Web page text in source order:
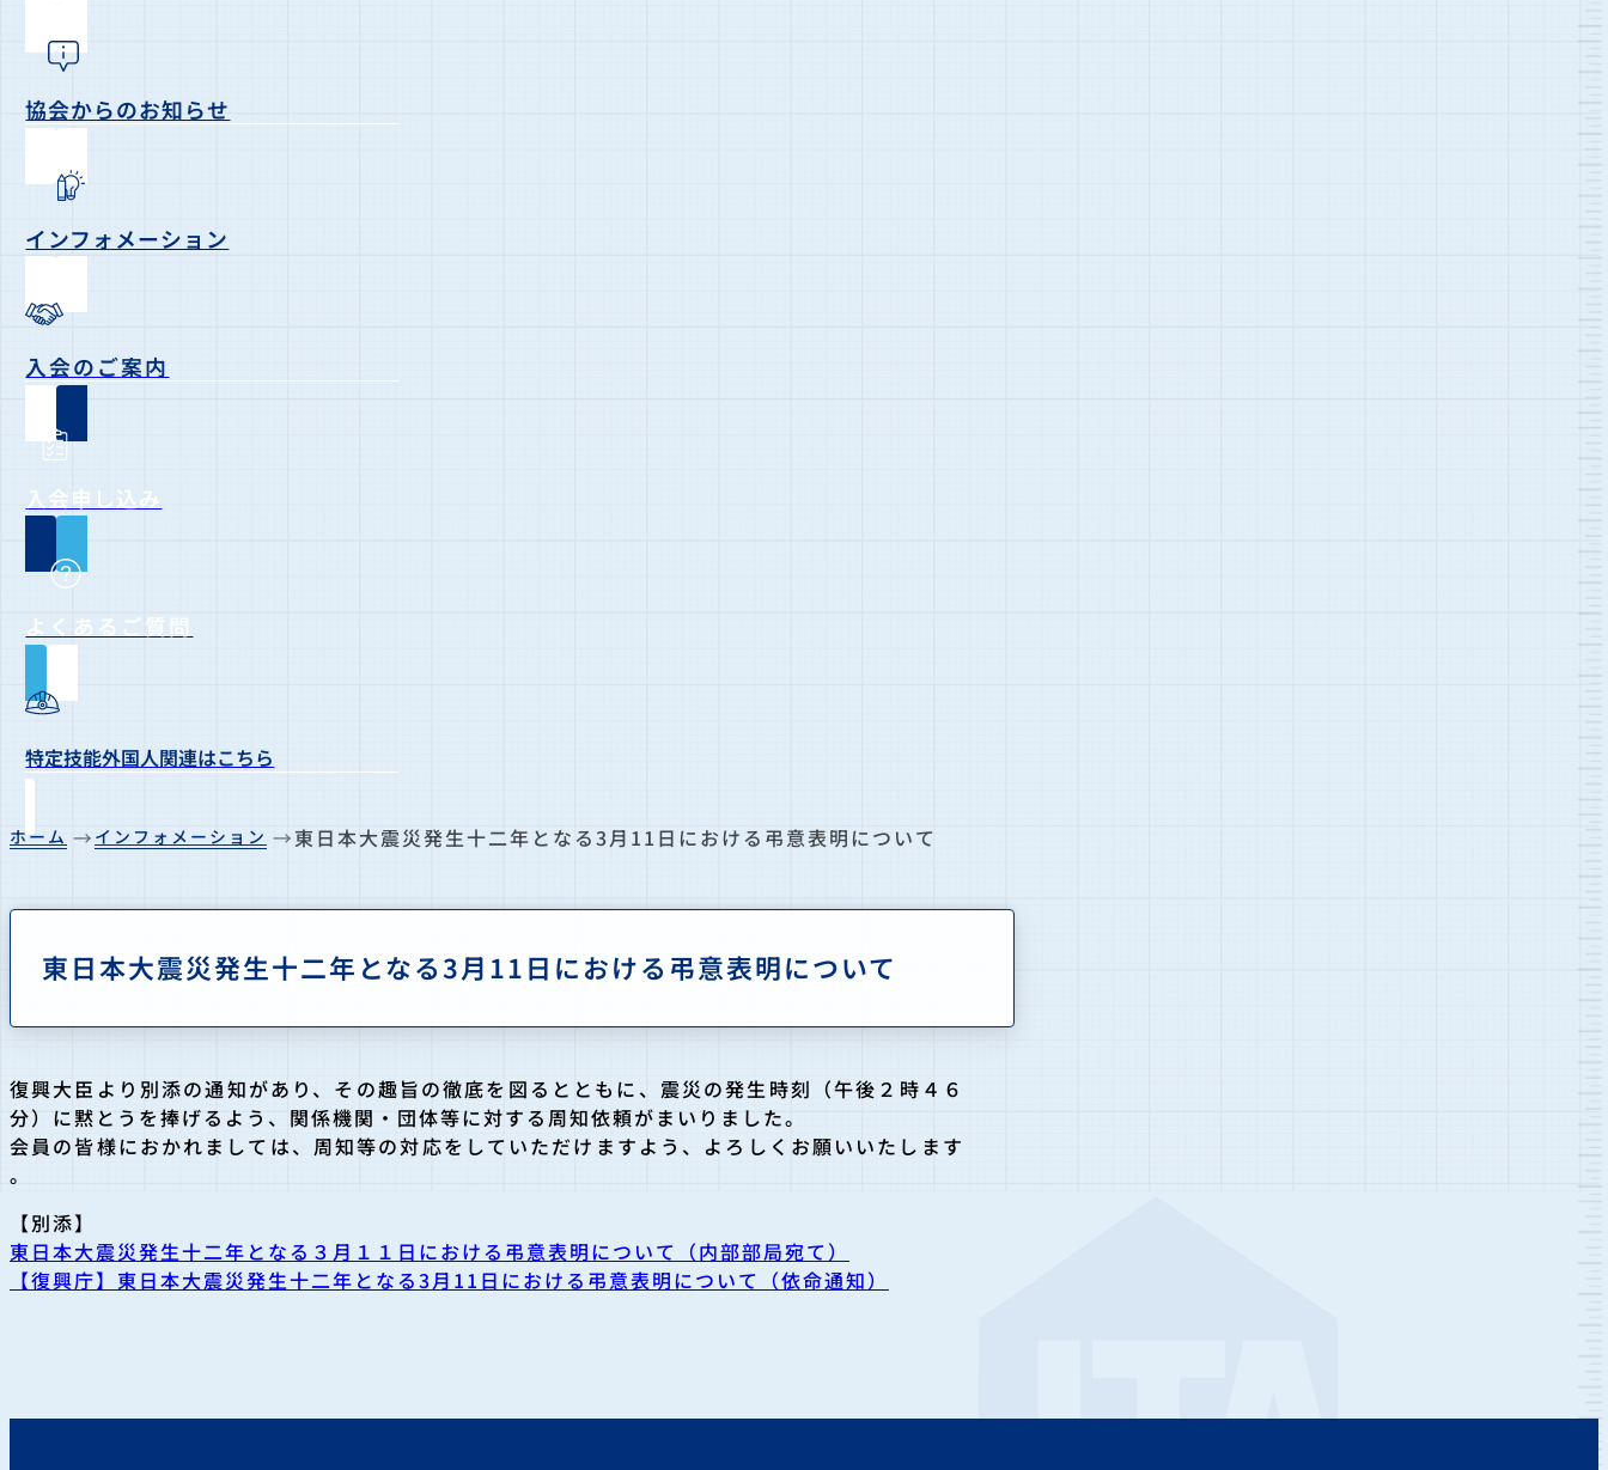
協会からのお知らせ
インフォメーション
入会のご案内
入会申し込み
よくあるご質問
特定技能外国人関連はこちら
ホーム インフォメーション 東日本大震災発生十二年となる3月11日における弔意表明について
東日本大震災発生十二年となる3月11日における弔意表明について
復興大臣より別添の通知があり、その趣旨の徹底を 図るとともに、震災の発生時刻（午後２時４６
分） に黙とうを捧げるよう、関係機関・団体等に対する周知依頼がまい りました。
会員の皆様におかれましては、 周知等の対応をしていただけますよう、よろしくお願いいたします
。
【別添】
東日本大震災発生十二年となる３月１１日における弔意表明について（内部部局宛て）
【復興庁】東日本大震災発生十二年となる3月11日における弔意表明について（依命通知）